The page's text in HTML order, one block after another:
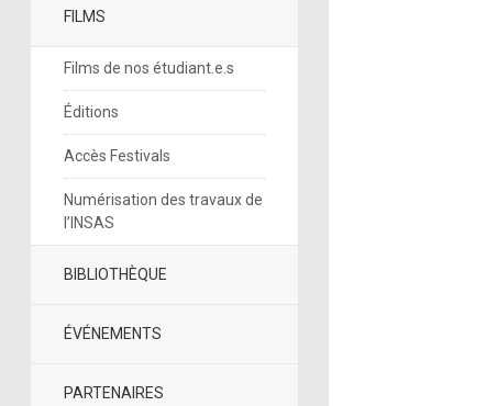
FILMS
Films de nos étudiant.e.s
Éditions
Accès Festivals
Numérisation des travaux de
l’INSAS
BIBLIOTHÈQUE
ÉVÉNEMENTS
PARTENAIRES